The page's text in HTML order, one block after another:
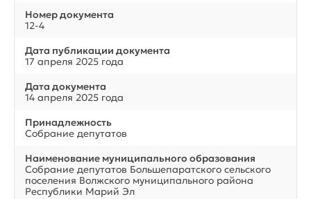
Номер документа
12-4
Дата публикации документа
17 апреля 2025 года
Дата документа
14 апреля 2025 года
Принадлежность
Собрание депутатов
Наименование муниципального образования
Собрание депутатов Большепаратского сельского
поселения Волжского муниципального района
Республики Марий Эл